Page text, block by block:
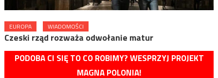
EUROPA WIADOMOŚCI
Czeski rząd rozważa odwołanie matur
PODOBA CI SIĘ TO CO ROBIMY? WESPRZYJ PROJEKT
MAGNA POLONIA!